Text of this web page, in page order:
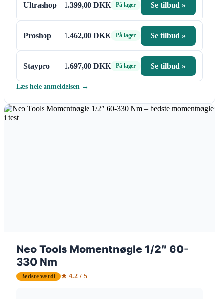
Ultrashop 1.399,00 DKK På lager Se tilbud »
Proshop 1.462,00 DKK På lager Se tilbud »
Staypro 1.697,00 DKK På lager Se tilbud »
Læs hele anmeldelsen →
Neo Tools Momentnøgle 1/2″ 60-
330 Nm
Bedste værdi ★ 4.2 / 5